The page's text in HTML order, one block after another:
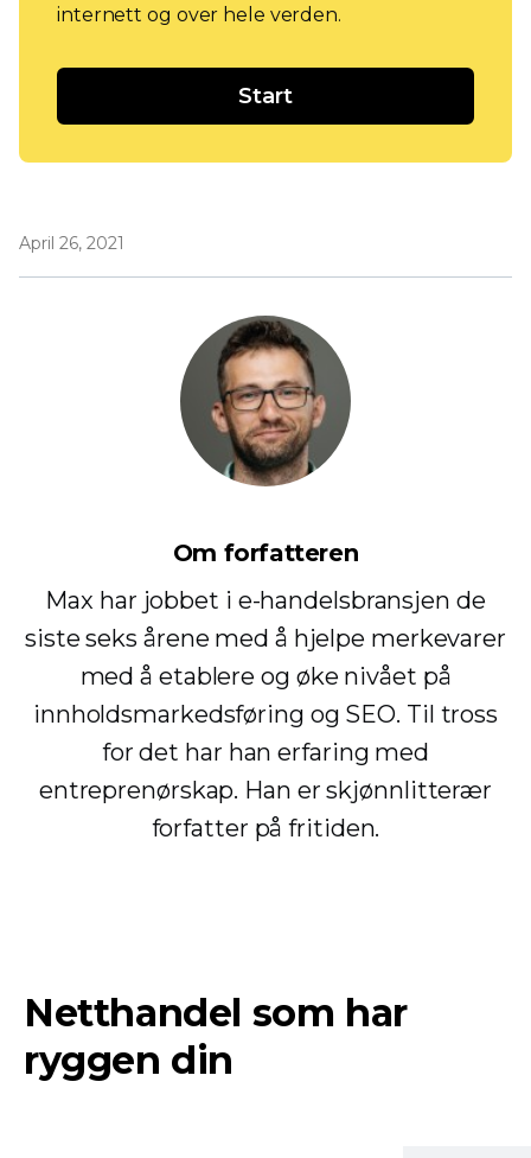
internett og over hele verden.
Start
April 26, 2021
Om forfatteren
Max har jobbet i e-handelsbransjen de
siste seks årene med å hjelpe merkevarer
med å etablere og øke nivået på
innholdsmarkedsføring og SEO. Til tross
for det har han erfaring med
entreprenørskap. Han er skjønnlitterær
forfatter på fritiden.
Netthandel som har
ryggen din